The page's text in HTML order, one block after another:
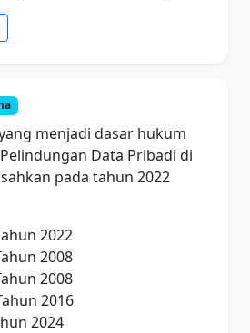
menjadi dasar hukum
Data Pribadi di
pada tahun 2022
2022
2008
2008
2016
2024